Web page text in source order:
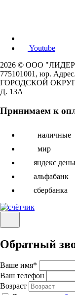
Youtube
2026 © ООО
775101001, юр.
ГОРОДСКОЙ
Д. 13А
Принимаем к
наличные
мир
яндекс
альфабанк
сбербанка
Обратный
Ваше имя*
Ваш телефон
Возраст